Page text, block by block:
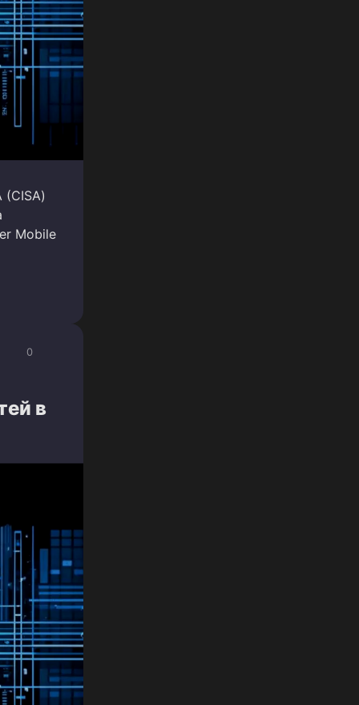
Mobile
0
в